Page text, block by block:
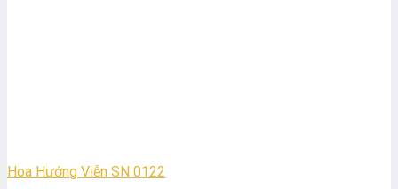
Hoa Hướng Viễn SN 0122